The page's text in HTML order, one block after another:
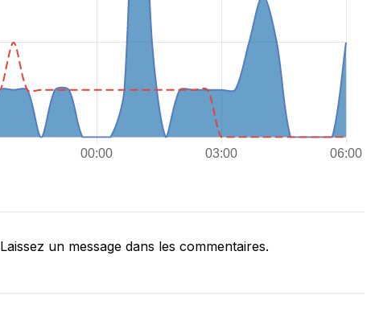
Laissez un message dans les commentaires.